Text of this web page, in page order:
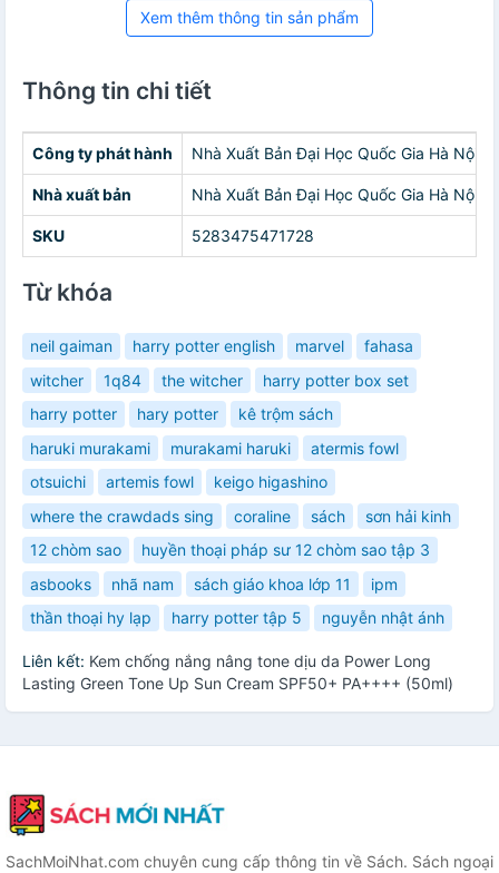
Xem thêm thông tin sản phẩm
Thông tin chi tiết
Công ty phát hành Nhà Xuất Bản Đại Học Quốc Gia Hà Nội
Nhà xuất bản Nhà Xuất Bản Đại Học Quốc Gia Hà Nội
SKU 5283475471728
Từ khóa
neil gaiman harry potter english marvel
fahasa
witcher
1q84 the witcher
harry potter box set
harry potter
hary potter
kê trộm sách
haruki murakami
murakami haruki
atermis fowl
otsuichi
artemis fowl
keigo higashino
where the crawdads sing
coraline sách
sơn hải kinh
12 chòm sao
huyền thoại pháp sư 12 chòm sao tập 3
asbooks
nhã nam sách giáo khoa lớp 11
ipm
thần thoại hy lạp
harry potter tập 5 nguyễn nhật ánh
Liên kết: Kem chống nắng nâng tone dịu da Power Long
Lasting Green Tone Up Sun Cream SPF50+ PA++++ (50ml)
SachMoiNhat.com chuyên cung cấp thông tin về Sách. Sách ngoại